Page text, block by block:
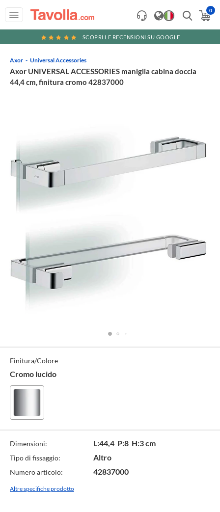
0
SCOPRI LE RECENSIONI SU GOOGLE
Axor Universal Accessories
Axor UNIVERSAL ACCESSORIES maniglia cabina doccia
44,4 cm, finitura cromo 42837000
Tecniche
Finitura/Colore
Cromo lucido
Dimensioni: L:44,4 P:8 H:3 cm
Tipo di fissaggio: Altro
Numero articolo: 42837000
Altre specifiche prodotto